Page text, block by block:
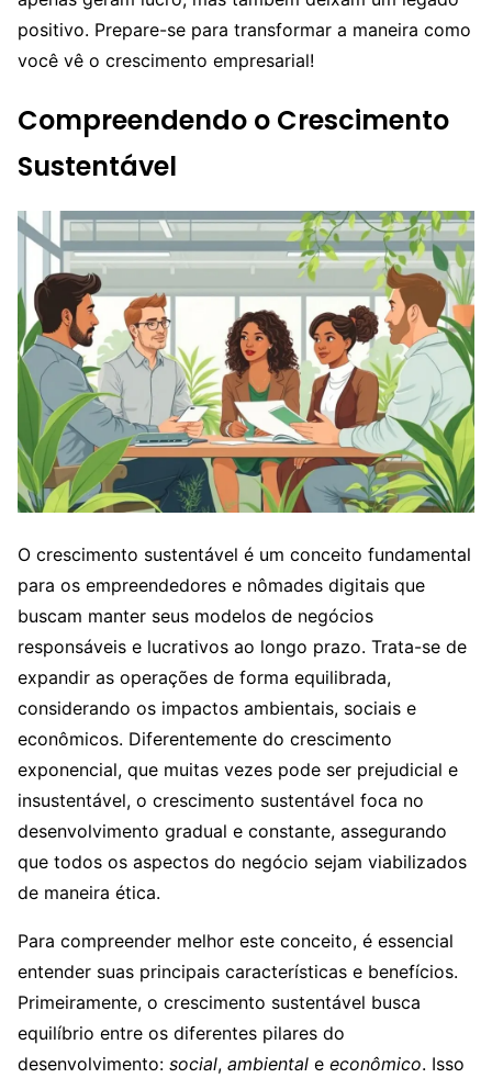
positivo. Prepare-se para transformar a maneira como
você vê o crescimento empresarial!
Compreendendo o Crescimento
Sustentável
O crescimento sustentável é um conceito fundamental
para os empreendedores e nômades digitais que
buscam manter seus modelos de negócios
responsáveis e lucrativos ao longo prazo. Trata-se de
expandir as operações de forma equilibrada,
considerando os impactos ambientais, sociais e
econômicos. Diferentemente do crescimento
exponencial, que muitas vezes pode ser prejudicial e
insustentável, o crescimento sustentável foca no
desenvolvimento gradual e constante, assegurando
que todos os aspectos do negócio sejam viabilizados
de maneira ética.
Para compreender melhor este conceito, é essencial
entender suas principais características e benefícios.
Primeiramente, o crescimento sustentável busca
equilíbrio entre os diferentes pilares do
desenvolvimento: social, ambiental e econômico. Isso